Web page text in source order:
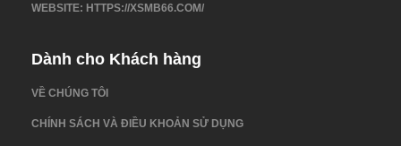
WEBSITE: HTTPS://XSMB66.COM/
Dành cho Khách hàng
VỀ CHÚNG TÔI
CHÍNH SÁCH VÀ ĐIỀU KHOẢN SỬ DỤNG